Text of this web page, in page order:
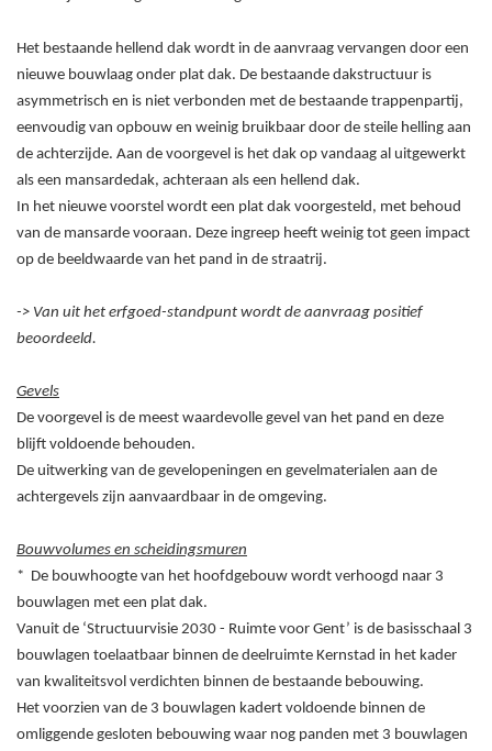
Het bestaande hellend dak wordt in de aanvraag vervangen door een
nieuwe bouwlaag onder plat dak. De bestaande dakstructuur is
asymmetrisch en is niet verbonden met de bestaande trappenpartij,
eenvoudig van opbouw en weinig bruikbaar door de steile helling aan
de achterzijde. Aan de voorgevel is het dak op vandaag al uitgewerkt
als een mansardedak, achteraan als een hellend dak.
In het nieuwe voorstel wordt een plat dak voorgesteld, met behoud
van de mansarde vooraan. Deze ingreep heeft weinig tot geen impact
op de beeldwaarde van het pand in de straatrij.
-> Van uit het erfgoed-standpunt wordt de aanvraag positief
beoordeeld.
Gevels
De voorgevel is de meest waardevolle gevel van het pand en deze
blijft voldoende behouden.
De uitwerking van de gevelopeningen en gevelmaterialen aan de
achtergevels zijn aanvaardbaar in de omgeving.
Bouwvolumes en scheidingsmuren
* De bouwhoogte van het hoofdgebouw wordt verhoogd naar 3
bouwlagen met een plat dak.
Vanuit de ‘Structuurvisie 2030 - Ruimte voor Gent’ is de basisschaal 3
bouwlagen toelaatbaar binnen de deelruimte Kernstad in het kader
van kwaliteitsvol verdichten binnen de bestaande bebouwing.
Het voorzien van de 3 bouwlagen kadert voldoende binnen de
omliggende gesloten bebouwing waar nog panden met 3 bouwlagen